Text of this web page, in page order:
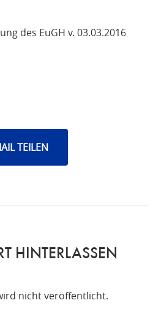
des EuGH v. 03.03.2016
TEILEN
HINTERLASSEN
nicht veröffentlicht.